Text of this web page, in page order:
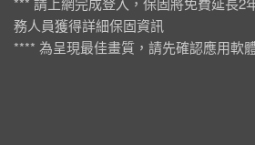
務人員獲得詳細保固資訊
**** 為呈現最佳畫質，請先確認應用軟